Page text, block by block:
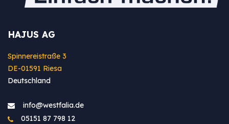
HAJUS AG
Spinnereistraße 3
DE-01591 Riesa
Deutschland
info@westfa​lia.de
05151 87 798 12